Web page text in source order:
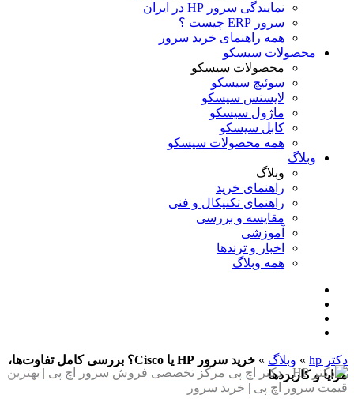
نمایندگی سرور HP در ایران
سرور ERP چیست ؟
همه راهنمای خرید سرور
محصولات سیسکو
محصولات سیسکو
سوئیچ سیسکو
لایسنس سیسکو
ماژول سیسکو
کابل سیسکو
همه محصولات سیسکو
وبلاگ
وبلاگ
راهنمای خرید
راهنمای تکنیکال و فنی
مقایسه و بررسی
آموزشی
اخبار و ترندها
همه وبلاگ
دکتر hp » وبلاگ »
خرید سرور HP یا Cisco؟ بررسی کامل تفاوت‌ها،
مزایا و کاربردها